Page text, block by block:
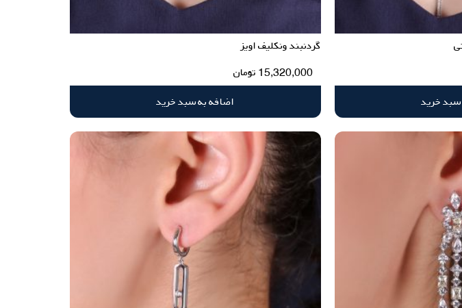
سبد خرید
گردنبند ونکلیف اویز
15,320,000 تومان
اضافه به سبد خرید